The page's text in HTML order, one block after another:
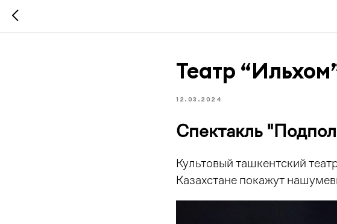
Театр
12.03.2024
Спектакль
Культовый ташкентский
Казахстане покажут